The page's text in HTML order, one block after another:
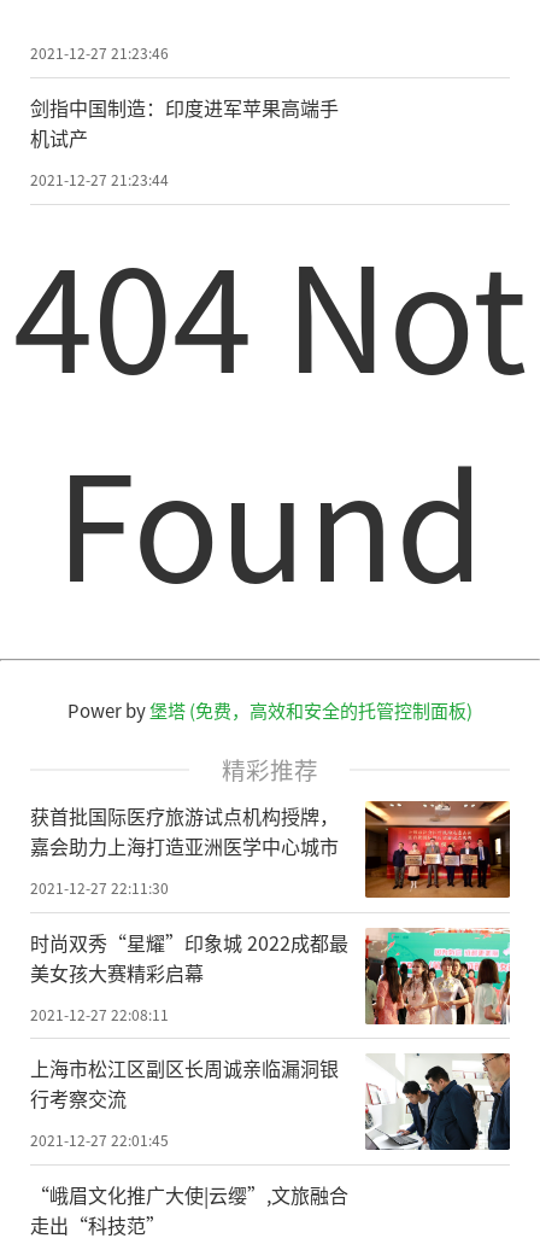
2021-12-27 21:23:46
剑指中国制造：印度进军苹果高端手
机试产
2021-12-27 21:23:44
404 Not
Found
Power by堡塔 (免费，高效和安全的托管控制面板)
精彩推荐
获首批国际医疗旅游试点机构授牌，
嘉会助力上海打造亚洲医学中心城市
2021-12-27 22:11:30
时尚双秀“星耀”印象城 2022成都最
美女孩大赛精彩启幕
2021-12-27 22:08:11
上海市松江区副区长周诚亲临漏洞银
行考察交流
2021-12-27 22:01:45
“峨眉文化推广大使|云缨”,文旅融合
走出“科技范”